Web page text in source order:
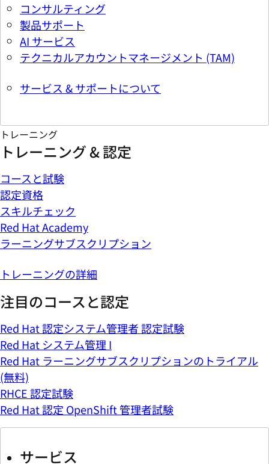
コンサルティング
製品サポート
AI サービス
テクニカルアカウントマネージメント (TAM)
サービス & サポートについて
トレーニング
トレーニング & 認定
コースと試験
認定資格
スキルチェック
Red Hat Academy
ラーニングサブスクリプション
トレーニングの詳細
注目のコースと認定
Red Hat 認定システム管理者 認定試験
Red Hat システム管理 I
Red Hat ラーニングサブスクリプションのトライアル
(無料)
RHCE 認定試験
Red Hat 認定 OpenShift 管理者試験
サービス